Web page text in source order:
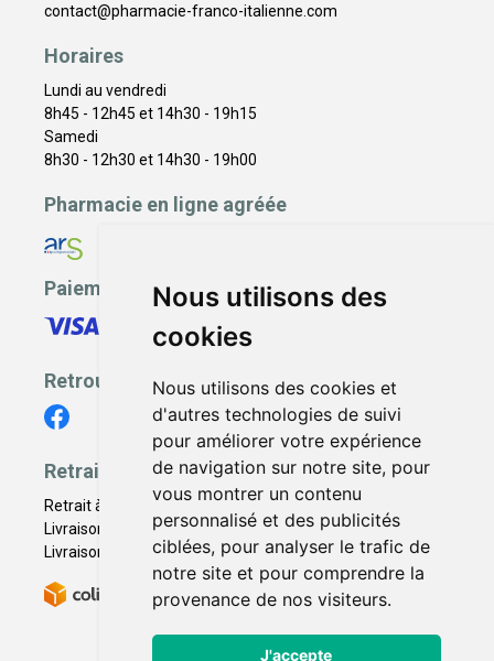
Nous utilisons des
cookies
Nous utilisons des cookies et
d'autres technologies de suivi
pour améliorer votre expérience
de navigation sur notre site, pour
vous montrer un contenu
personnalisé et des publicités
ciblées, pour analyser le trafic de
notre site et pour comprendre la
provenance de nos visiteurs.
J'accepte
contact@pharmacie-franco-italienne.com
Horaires
Lundi au vendredi
8h45 - 12h45 et 14h30 - 19h15
Samedi
8h30 - 12h30 et 14h30 - 19h00
Pharmacie en ligne agréée
Paiement sécurisé
Retrouvez-nous
Retrait - Livraison
Retrait à la pharmacie - Click & Collect
Livraison en Point Relais
Livraison à domicile